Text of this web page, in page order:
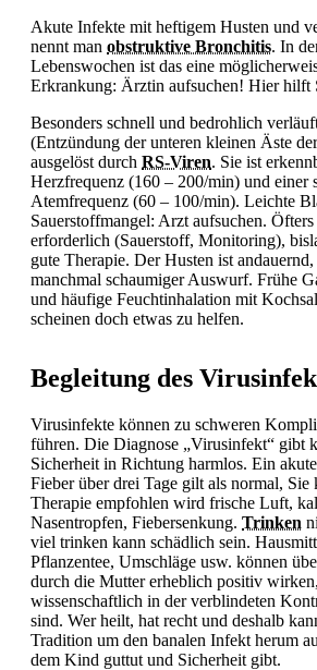
Akute Infekte mit heftigem Husten und
nennt man obstruktive Bronchitis. In
Lebenswochen ist das eine
Erkrankung: Ärztin aufsuchen! Hier hilft
Besonders schnell und bedrohlich
(Entzündung der unteren kleinen Äste
ausgelöst durch RS-Viren. Sie ist
Herzfrequenz (160 – 200/min) und einer
Atemfrequenz (60 – 100/min). Leichte
Sauerstoffmangel: Arzt aufsuchen.
erforderlich (Sauerstoff, Monitoring),
gute Therapie. Der Husten ist
manchmal schaumiger Auswurf. Frühe
und häufige Feuchtinhalation mit
scheinen doch etwas zu helfen.
Begleitung des
Virusinfekte können zu schweren
führen. Die Diagnose „Virusinfekt“ gibt
Sicherheit in Richtung harmlos. Ein
Fieber über drei Tage gilt als normal,
Therapie empfohlen wird frische Luft,
Nasentropfen, Fiebersenkung. Trinken
viel trinken kann schädlich sein.
Pflanzentee, Umschläge usw. können
durch die Mutter erheblich positiv
wissenschaftlich in der verblindeten
sind. Wer heilt, hat recht und deshalb
Tradition um den banalen Infekt herum
dem Kind guttut und Sicherheit gibt.